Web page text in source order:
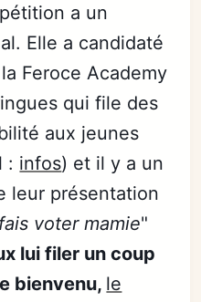
a un
Elle a candidaté
Feroce Academy
qui file des
aux jeunes
: infos) et il y a un
leur présentation
voter mamie"
lui filer un coup
bienvenu, le